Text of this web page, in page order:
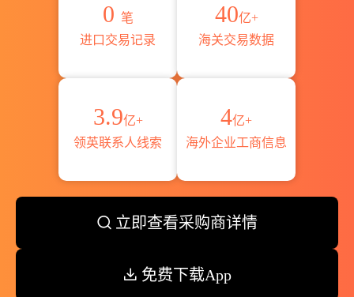
0 笔
进口交易记录
40亿+
海关交易数据
3.9亿+
领英联系人线索
4亿+
海外企业工商信息
立即查看采购商详情
免费下载App